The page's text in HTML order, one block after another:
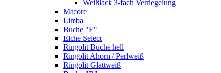
Weißlack 3-fach Verriegelung
Macore
Limba
Buche "E"
Eiche Select
Ringolit Buche hell
Ringolit Ahorn / Perlweiß
Ringolit Glattweiß